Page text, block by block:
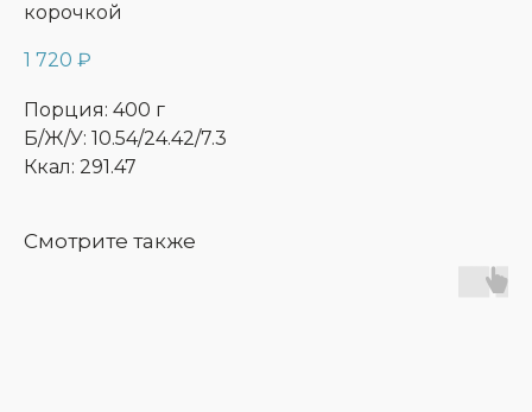
корочкой
1 720 ₽
Порция: 400 г
Б/Ж/У: 10.54/24.42/7.3
Ккал: 291.47
Смотрите также